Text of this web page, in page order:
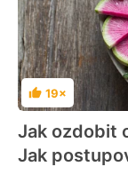
Hodnocení
19×
Jak ozdobit
Jak